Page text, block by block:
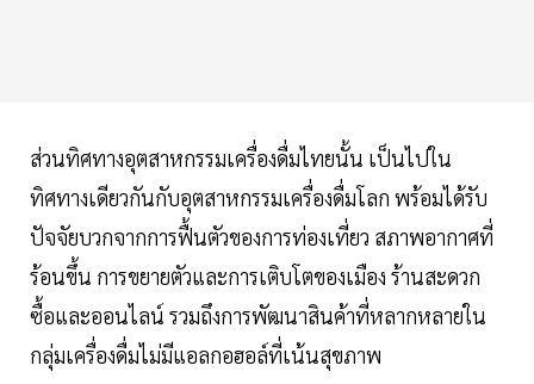
ส่วนทิศทางอุตสาหกรรมเครื่องดื่มไทยนั้น เป็นไปใน
ทิศทางเดียวกันกับอุตสาหกรรมเครื่องดื่มโลก พร้อมได้รับ
ปัจจัยบวกจากการฟื้นตัวของการท่องเที่ยว สภาพอากาศที่
ร้อนขึ้น การขยายตัวและการเติบโตของเมือง ร้านสะดวก
ซื้อและออนไลน์ รวมถึงการพัฒนาสินค้าที่หลากหลายใน
กลุ่มเครื่องดื่มไม่มีแอลกอฮอล์ที่เน้นสุขภาพ